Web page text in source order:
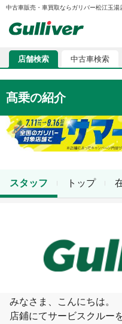
中古車販売・車買取ならガリバー松江玉
店舗検索 中古車検索
髙乗の紹介
トップ
スタッフ
店舗スタ
みなさま、こんにちは。
店鋪にてサービスクルー